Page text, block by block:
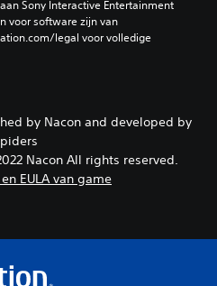
Sony Interactive Entertainment
voor software zijn van
legal voor volledige
by Nacon and developed by
Nacon All rights reserved.
EULA van game